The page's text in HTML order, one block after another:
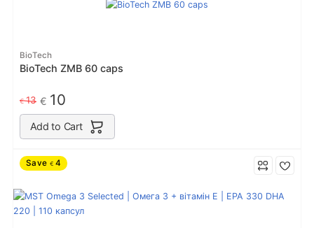
BioTech
BioTech ZMB 60 caps
€13 € 10
Add to Cart
Save € 4